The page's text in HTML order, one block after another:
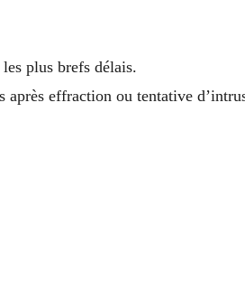
les plus brefs délais.
après effraction ou tentative